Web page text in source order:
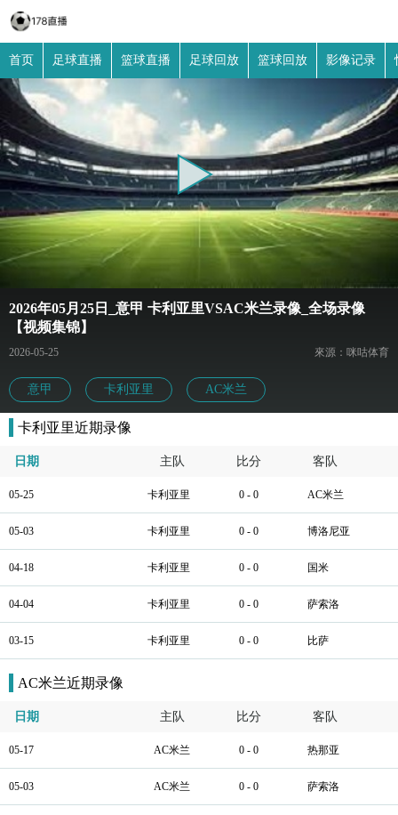
首页 足球直播 篮球直播 足球回放 篮球回放 影像记录
2026年05月25日_意甲 卡利亚里VSAC米兰录像_全场录像
【视频集锦】
2026-05-25 來源：咪咕体育
意甲 卡利亚里 AC米兰
卡利亚里近期录像
日期 主队 比分 客队
05-25 卡利亚里 0 - 0 AC米兰
05-03 卡利亚里 0 - 0 博洛尼亚
04-18 卡利亚里 0 - 0 国米
04-04 卡利亚里 0 - 0 萨索洛
03-15 卡利亚里 0 - 0 比萨
AC米兰近期录像
日期 主队 比分 客队
05-17 AC米兰 0 - 0 热那亚
05-03 AC米兰 0 - 0 萨索洛